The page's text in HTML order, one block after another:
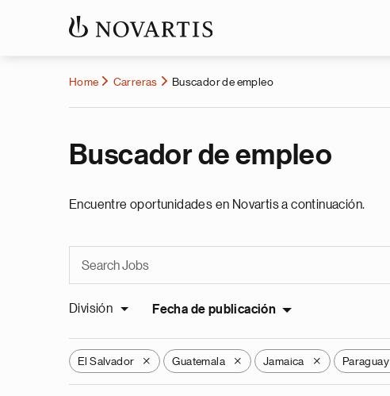
Home Carreras Buscador de empleo
Buscador de empleo
Encuentre oportunidades en Novartis a continuación.
División Fecha de publicación
El Salvador X Guatemala X Jamaica X Paraguay